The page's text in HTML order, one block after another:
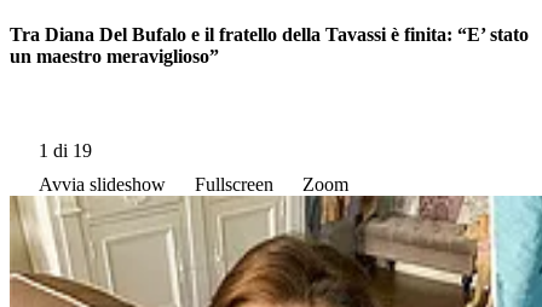
Tra Diana Del Bufalo e il fratello della Tavassi è finita: “E’ stato
un maestro meraviglioso”
1 di 19
Avvia slideshow
Fullscreen Zoom